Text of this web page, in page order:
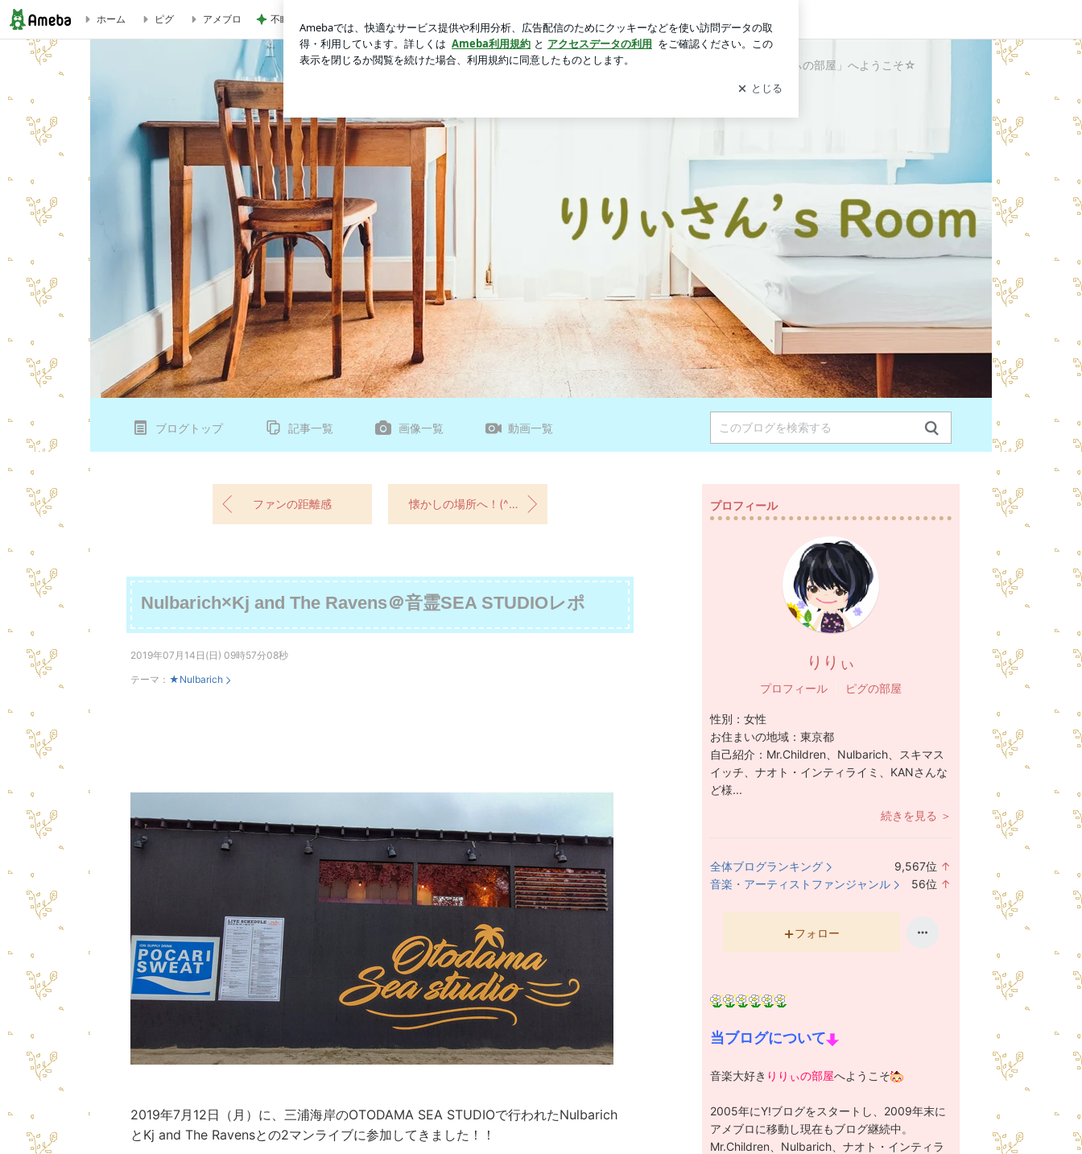
Nulbarich×Kj and The Ravens＠音霊SEA STUDIOレポ | りりぃさん’s Room
ホーム ピグ アメブロ 不眠もあり満身創痍な私の体 ログイン
音楽・旅・映画大好き！「りりぃの部屋」へようこそ☆
ブログトップ 記事一覧 画像一覧 動画一覧
ファンの距離感 懐かしの場所へ！(^m^)
Nulbarich×Kj and The Ravens＠音霊SEA STUDIOレポ
2019年07月14日(日) 09時57分08秒
テーマ： ★Nulbarich
2019年7月12日（月）に、三浦海岸のOTODAMA SEA STUDIOで行われたNulbarich
とKj and The Ravensとの2マンライブに参加してきました！！
プロフィール
りりぃ
プロフィール ピグの部屋
性別： 女性
お住まいの地域： 東京都
自己紹介： Mr.Children、Nulbarich、スキマス
イッチ、ナオト・インティライミ、KANさんな
ど様...
続きを見る ＞
全体ブログランキング 9,567位 ↑
音楽・アーティストファンジャンル 56位 ↑
フォロー
当ブログについて
音楽大好き りりぃの部屋へようこそ
2005年にY!ブログをスタートし、2009年末に
アメブロに移動し現在もブログ継続中。
Mr.Children、Nulbarich、ナオト・インティラ